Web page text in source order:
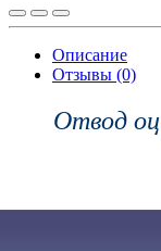
Описание
Отзывы (0)
Отвод